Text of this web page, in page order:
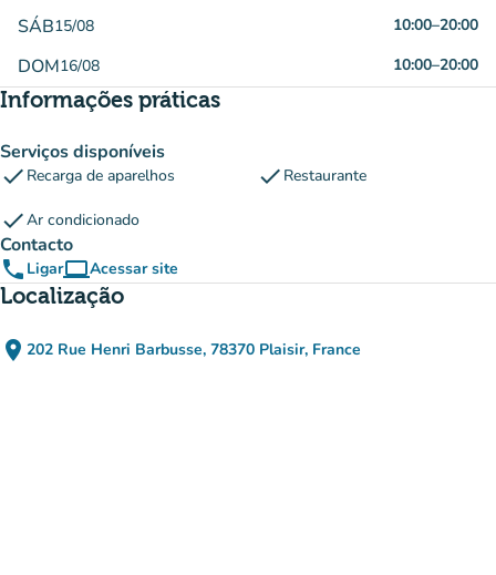
SÁB15/08 10:00–20:00
DOM16/08 10:00–20:00
Informações práticas
Serviços disponíveis
check Recarga de aparelhos check Restaurante
checkAr condicionado
Contacto
phone LigarcomputerAcessar site
(novo separador)
Localização
place 202 Rue Henri Barbusse, 78370 Plaisir, France
(abrir no Google Maps)
(novo separador)